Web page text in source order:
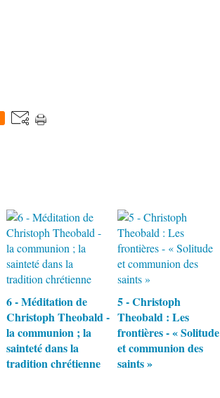
6 - Méditation de
Christoph Theobald -
la communion ; la
sainteté dans la
tradition chrétienne
5 - Christoph
Theobald : Les
frontières - « Solitude
et communion des
saints »